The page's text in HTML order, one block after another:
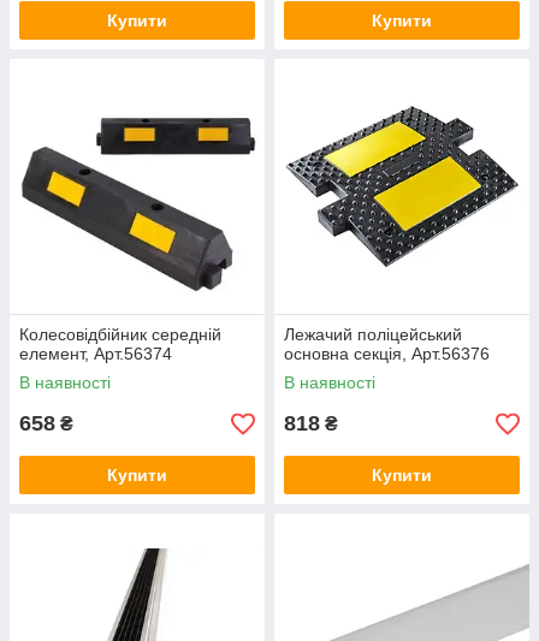
Купити Купити
Колесовідбійник середній
елемент, Арт.56374
В наявності
658 ₴
Купити
Лежачий поліцейський
основна секція, Арт.56376
В наявності
818 ₴
Купити